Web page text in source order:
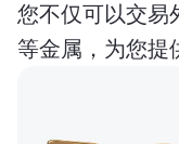
您不仅可以交易
等金属，为您提